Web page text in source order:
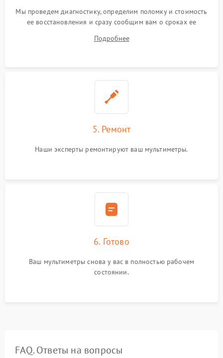
Мы проведем диагностику, определим поломку и стоимость
ее восстановления и сразу сообщим вам о сроках ее
Подробнее
5. Ремонт
Наши эксперты ремонтируют ваш мультиметры.
6. Готово
Ваш мультиметры снова у вас в полностью рабочем
состоянии.
FAQ. Ответы на вопросы